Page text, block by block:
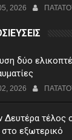
2026
δύο
2026
Δευτέρα τέλος
στο εξωτερικό